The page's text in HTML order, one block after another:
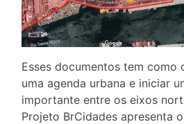
Esses documentos tem
uma agenda urbana e iniciar
importante entre os eixos
Projeto BrCidades apresenta